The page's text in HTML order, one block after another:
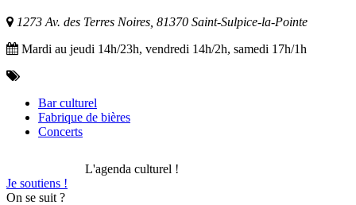
1273 Av. des Terres Noires, 81370 Saint-Sulpice-la-Pointe
Mardi au jeudi 14h/23h, vendredi 14h/2h, samedi 17h/1h
Bar culturel
Fabrique de bières
Concerts
L'agenda culturel !
Je soutiens !
On se suit ?